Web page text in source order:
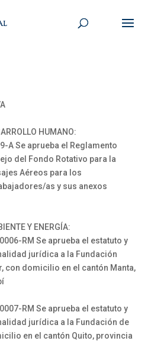
HUMANO:
A Se aprueba el Reglamento
del Fondo Rotativo para la
Aéreos para los
as y sus anexos
Y ENERGÍA:
RM Se aprueba el estatuto y
jurídica a la Fundación
con domicilio en el cantón Manta,
RM Se aprueba el estatuto y
jurídica a la Fundación de
en el cantón Quito, provincia